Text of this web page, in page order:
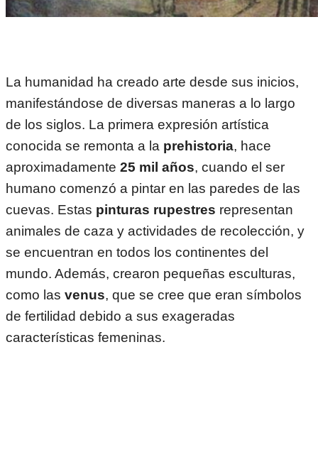
La humanidad ha creado arte desde sus inicios,
manifestándose de diversas maneras a lo largo
de los siglos. La primera expresión artística
conocida se remonta a la prehistoria, hace
aproximadamente 25 mil años, cuando el ser
humano comenzó a pintar en las paredes de las
cuevas. Estas pinturas rupestres representan
animales de caza y actividades de recolección, y
se encuentran en todos los continentes del
mundo. Además, crearon pequeñas esculturas,
como las venus, que se cree que eran símbolos
de fertilidad debido a sus exageradas
características femeninas.